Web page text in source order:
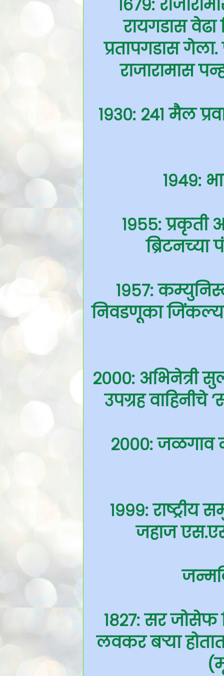
१६७९:
रायगडास
प्रतापगडास गेला.
राजारामास
१९३०: २४१ मैल
१९४९:
१९५५: प्रकृती
ब्रिटनच्या
१९५७:
निवडणूका
२०००: अभिनेत्री
उपग्रह
२०००: जळगाव
१९९९: राष्ट्रीय
जहाज
१८२७: सर
लवकर बर्‍या